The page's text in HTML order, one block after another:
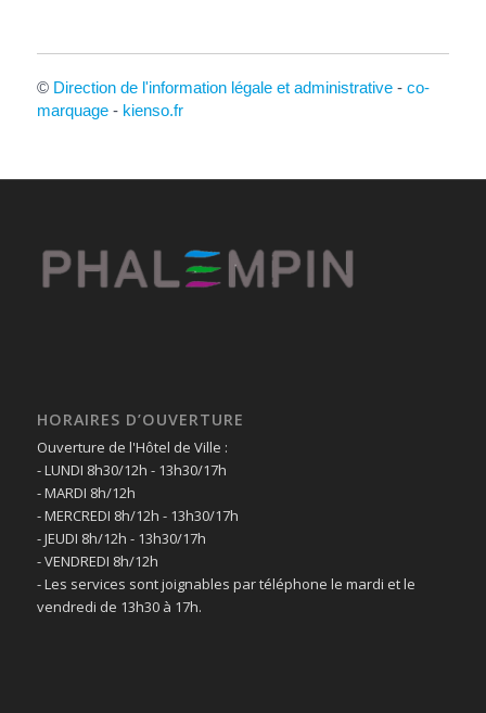
© Direction de l'information légale et administrative- co-
marquage- kienso.fr
HORAIRES D’OUVERTURE
Ouverture de l'Hôtel de Ville :
- LUNDI 8h30/12h - 13h30/17h
- MARDI 8h/12h
- MERCREDI 8h/12h - 13h30/17h
- JEUDI 8h/12h - 13h30/17h
- VENDREDI 8h/12h
- Les services sont joignables par téléphone le mardi et le
vendredi de 13h30 à 17h.